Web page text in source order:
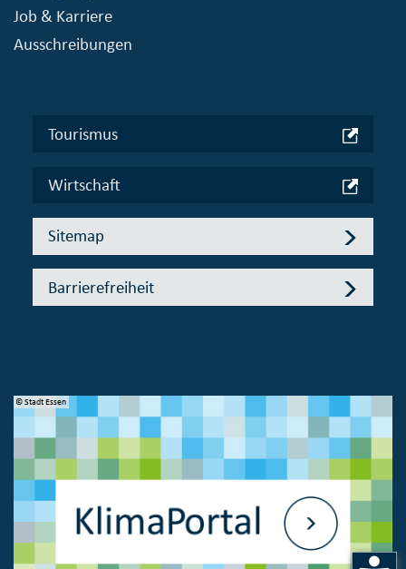
Job & Karriere
Ausschreibungen
Tourismus
Wirtschaft
Sitemap
Barrierefreiheit
© Stadt Essen